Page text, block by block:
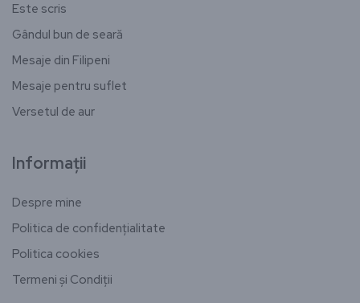
Este scris
Gândul bun de seară
Mesaje din Filipeni
Mesaje pentru suflet
Versetul de aur
Informații
Despre mine
Politica de confidențialitate
Politica cookies
Termeni și Condiții